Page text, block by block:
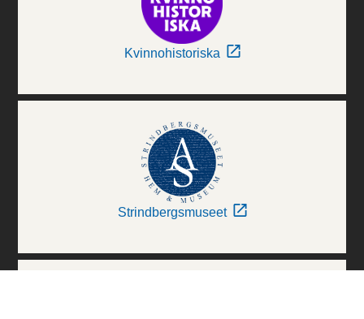
Kvinnohistoriska
Strindbergsmuseet